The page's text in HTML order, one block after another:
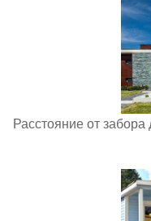
Расстояние от